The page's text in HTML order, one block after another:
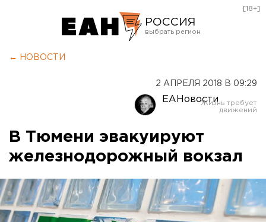
РОССИЯ
Оренбург
[18+]
← НОВОСТИ
2 АПРЕЛЯ 2018 В 09:29
ЕАНовости
В Тюмени эвакуируют
железнодорожный вокзал